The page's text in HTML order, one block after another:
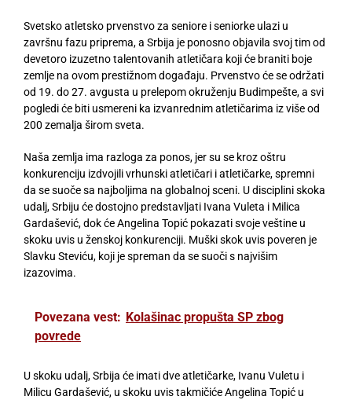
Svetsko atletsko prvenstvo za seniore i seniorke ulazi u
završnu fazu priprema, a Srbija je ponosno objavila svoj tim od
devetoro izuzetno talentovanih atletičara koji će braniti boje
zemlje na ovom prestižnom događaju. Prvenstvo će se održati
od 19. do 27. avgusta u prelepom okruženju Budimpešte, a svi
pogledi će biti usmereni ka izvanrednim atletičarima iz više od
200 zemalja širom sveta.
Naša zemlja ima razloga za ponos, jer su se kroz oštru
konkurenciju izdvojili vrhunski atletičari i atletičarke, spremni
da se suoče sa najboljima na globalnoj sceni. U disciplini skoka
udalj, Srbiju će dostojno predstavljati Ivana Vuleta i Milica
Gardašević, dok će Angelina Topić pokazati svoje veštine u
skoku uvis u ženskoj konkurenciji. Muški skok uvis poveren je
Slavku Steviću, koji je spreman da se suoči s najvišim
izazovima.
Povezana vest: Kolašinac propušta SP zbog
povrede
U skoku udalj, Srbija će imati dve atletičarke, Ivanu Vuletu i
Milicu Gardašević, u skoku uvis takmičiće Angelina Topić u